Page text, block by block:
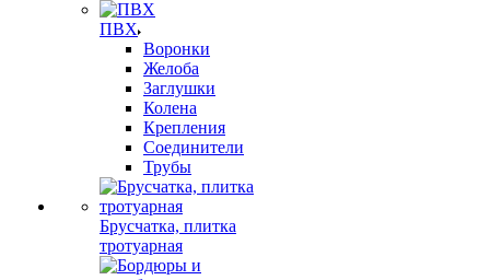
ПВХ
Воронки
Желоба
Заглушки
Колена
Крепления
Соединители
Трубы
Брусчатка, плитка
тротуарная